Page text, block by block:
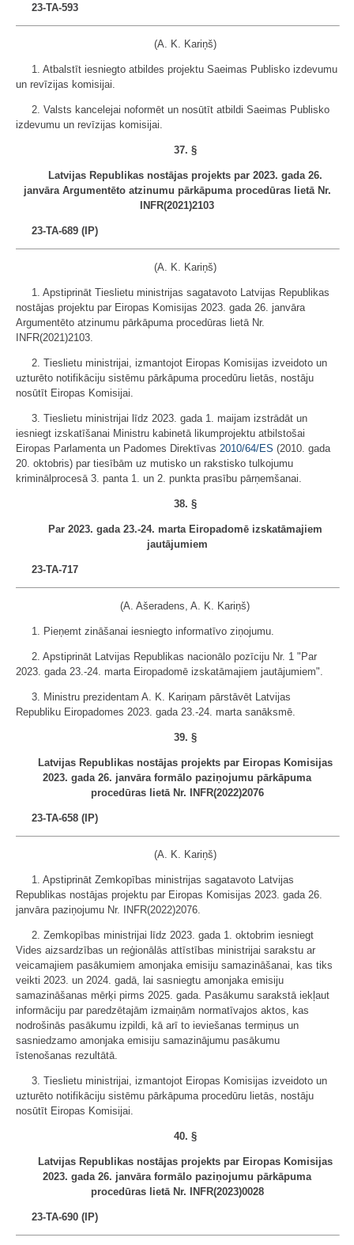
23-TA-593
(A. K. Kariņš)
1. Atbalstīt iesniegto atbildes projektu Saeimas Publisko izdevumu
un revīzijas komisijai.
2. Valsts kancelejai noformēt un nosūtīt atbildi Saeimas Publisko
izdevumu un revīzijas komisijai.
37. §
Latvijas Republikas nostājas projekts par 2023. gada 26.
janvāra Argumentēto atzinumu pārkāpuma procedūras lietā Nr.
INFR(2021)2103
23-TA-689 (IP)
(A. K. Kariņš)
1. Apstiprināt Tieslietu ministrijas sagatavoto Latvijas Republikas
nostājas projektu par Eiropas Komisijas 2023. gada 26. janvāra
Argumentēto atzinumu pārkāpuma procedūras lietā Nr.
INFR(2021)2103.
2. Tieslietu ministrijai, izmantojot Eiropas Komisijas izveidoto un
uzturēto notifikāciju sistēmu pārkāpuma procedūru lietās, nostāju
nosūtīt Eiropas Komisijai.
3. Tieslietu ministrijai līdz 2023. gada 1. maijam izstrādāt un
iesniegt izskatīšanai Ministru kabinetā likumprojektu atbilstošai
Eiropas Parlamenta un Padomes Direktīvas 2010/64/ES (2010. gada
20. oktobris) par tiesībām uz mutisko un rakstisko tulkojumu
kriminālprocesā 3. panta 1. un 2. punkta prasību pārņemšanai.
38. §
Par 2023. gada 23.-24. marta Eiropadomē izskatāmajiem
jautājumiem
23-TA-717
(A. Ašeradens, A. K. Kariņš)
1. Pieņemt zināšanai iesniegto informatīvo ziņojumu.
2. Apstiprināt Latvijas Republikas nacionālo pozīciju Nr. 1 "Par
2023. gada 23.-24. marta Eiropadomē izskatāmajiem jautājumiem".
3. Ministru prezidentam A. K. Kariņam pārstāvēt Latvijas
Republiku Eiropadomes 2023. gada 23.-24. marta sanāksmē.
39. §
Latvijas Republikas nostājas projekts par Eiropas Komisijas
2023. gada 26. janvāra formālo paziņojumu pārkāpuma
procedūras lietā Nr. INFR(2022)2076
23-TA-658 (IP)
(A. K. Kariņš)
1. Apstiprināt Zemkopības ministrijas sagatavoto Latvijas
Republikas nostājas projektu par Eiropas Komisijas 2023. gada 26.
janvāra paziņojumu Nr. INFR(2022)2076.
2. Zemkopības ministrijai līdz 2023. gada 1. oktobrim iesniegt
Vides aizsardzības un reģionālās attīstības ministrijai sarakstu ar
veicamajiem pasākumiem amonjaka emisiju samazināšanai, kas tiks
veikti 2023. un 2024. gadā, lai sasniegtu amonjaka emisiju
samazināšanas mērķi pirms 2025. gada. Pasākumu sarakstā iekļaut
informāciju par paredzētajām izmaiņām normatīvajos aktos, kas
nodrošinās pasākumu izpildi, kā arī to ieviešanas termiņus un
sasniedzamo amonjaka emisiju samazinājumu pasākumu
īstenošanas rezultātā.
3. Tieslietu ministrijai, izmantojot Eiropas Komisijas izveidoto un
uzturēto notifikāciju sistēmu pārkāpuma procedūru lietās, nostāju
nosūtīt Eiropas Komisijai.
40. §
Latvijas Republikas nostājas projekts par Eiropas Komisijas
2023. gada 26. janvāra formālo paziņojumu pārkāpuma
procedūras lietā Nr. INFR(2023)0028
23-TA-690 (IP)